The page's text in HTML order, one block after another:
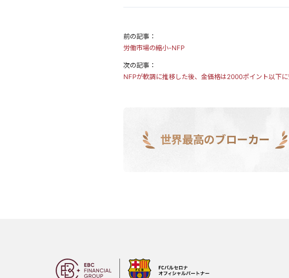
前の記事：
労働市場の縮小-NFP
次の記事：
NFPが軟調に推移した後、金価格は2000ポイント以下
世界最高のブローカー